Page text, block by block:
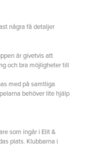
några få detaljer
är givetvis att
och bra möjligheter till
med på samtliga
behöver lite hjälp
som ingår i Elit &
plats. Klubbarna i